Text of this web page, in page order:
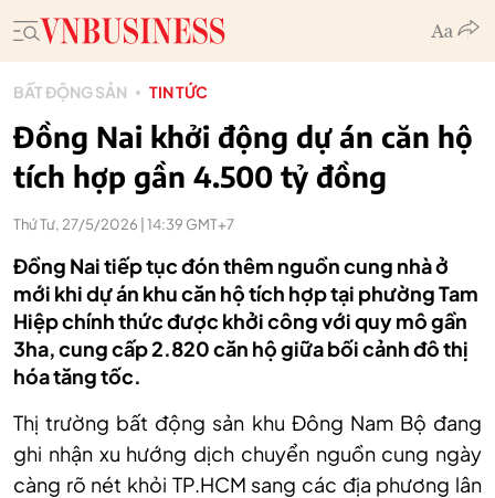
BẤT ĐỘNG SẢN TIN TỨC
Đồng Nai khởi động dự án căn hộ
tích hợp gần 4.500 tỷ đồng
Thứ Tư, 27/5/2026 | 14:39 GMT+7
Đồng Nai tiếp tục đón thêm nguồn cung nhà ở
mới khi dự án khu căn hộ tích hợp tại phường Tam
Hiệp chính thức được khởi công với quy mô gần
3ha, cung cấp 2.820 căn hộ giữa bối cảnh đô thị
hóa tăng tốc.
Thị trường bất động sản khu Đông Nam Bộ đang
ghi nhận xu hướng dịch chuyển nguồn cung ngày
càng rõ nét khỏi TP.HCM sang các địa phương lân